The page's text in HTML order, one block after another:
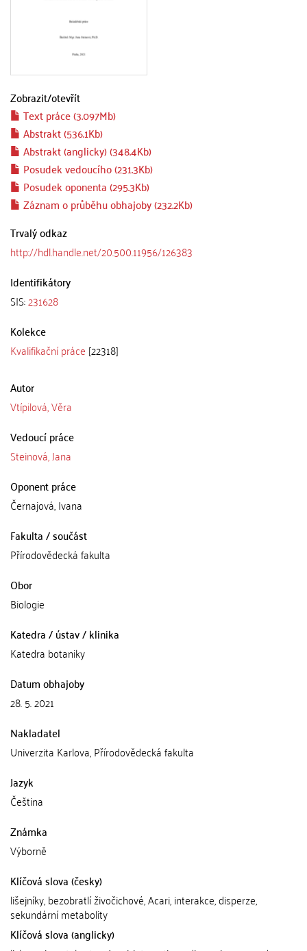
Zobrazit/otevřít
Text práce (3.097Mb)
Abstrakt (536.1Kb)
Abstrakt (anglicky) (348.4Kb)
Posudek vedoucího (231.3Kb)
Posudek oponenta (295.3Kb)
Záznam o průběhu obhajoby (232.2Kb)
Trvalý odkaz
http://hdl.handle.net/20.500.11956/126383
Identifikátory
SIS:231628
Kolekce
Kvalifikační práce [22318]
Autor
Vtípilová, Věra
Vedoucí práce
Steinová, Jana
Oponent práce
Černajová, Ivana
Fakulta / součást
Přírodovědecká fakulta
Obor
Biologie
Katedra / ústav / klinika
Katedra botaniky
Datum obhajoby
28. 5. 2021
Nakladatel
Univerzita Karlova, Přírodovědecká fakulta
Jazyk
Čeština
Známka
Výborně
Klíčová slova (česky)
lišejníky, bezobratlí živočichové, Acari, interakce, disperze,
sekundární metabolity
Klíčová slova (anglicky)